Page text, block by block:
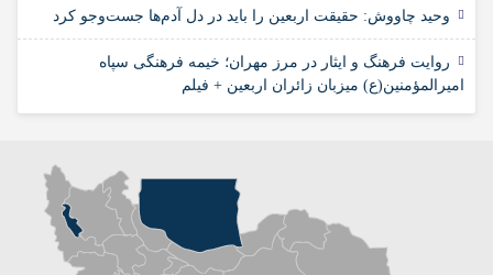
وحید چاووش: حقیقت اربعین را باید در دل آدم‌ها جست‌وجو کرد
روایت فرهنگ و ایثار در مرز مهران؛ خیمه فرهنگی سپاه
امیرالمؤمنین(ع) میزبان زائران اربعین + فیلم